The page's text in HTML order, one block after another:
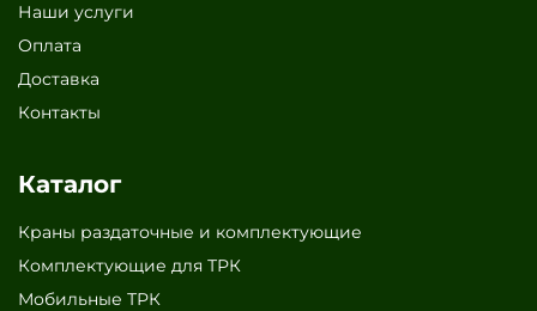
Наши услуги
Оплата
Доставка
Контакты
Каталог
Краны раздаточные и комплектующие
Комплектующие для ТРК
Мобильные ТРК